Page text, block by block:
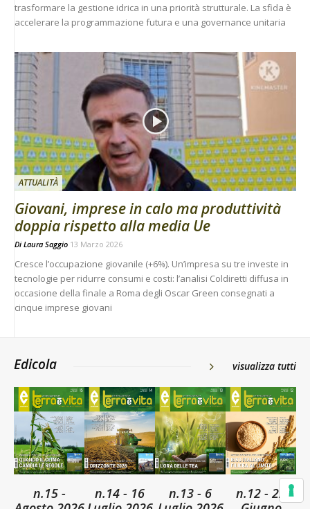
trasformare la gestione idrica in una priorità strutturale. La sfida è
accelerare la programmazione futura e una governance unitaria
ATTUALITÀ
Giovani, imprese in calo ma produttività
doppia rispetto alla media Ue
Di Laura Saggio 13 Marzo 2026
Cresce l’occupazione giovanile (+6%). Un’impresa su tre investe in
tecnologie per ridurre consumi e costi: l’analisi Coldiretti diffusa in
occasione della finale a Roma degli Oscar Green consegnati a
cinque imprese giovani
Edicola visualizza tutti
n.15 -
n.14 - 16
n.13 - 6
n.12 - 22